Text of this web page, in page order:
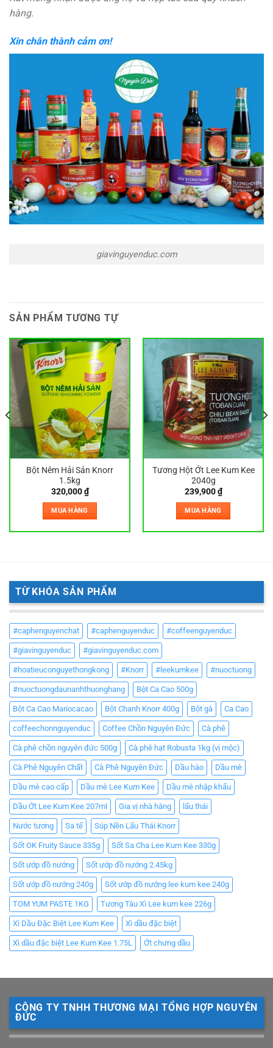
hàng.
Xin chân thành cảm ơn!
giavinguyenduc.com
SẢN PHẨM TƯƠNG TỰ
Bột Nêm Hải Sản Knorr
1.5kg
320,000₫
MUA HÀNG
Tương Hột Ớt Lee Kum Kee
2040g
239,900₫
MUA HÀNG
TỪ KHÓA SẢN PHẨM
#caphenguyenchat #caphenguyenduc #coffeenguyenduc
#giavinguyenduc #giavinguyenduc.com
#hoatieuconguyethongkong #Knorr #leekumkee #nuoctuong
#nuoctuongdaunanhthuonghang Bột Ca Cao 500g
Bột Ca Cao Mariocacao Bột Chanh Knorr 400g Bột gà Ca Cao
coffeechonnguyenduc Coffee Chồn Nguyên Đức Cà phê
Cà phê chồn nguyên đức 500g Cà phê hạt Robusta 1kg (vị mộc)
Cà Phê Nguyên Chất Cà Phê Nguyên Đức Dầu hào Dầu mè
Dầu mè cao cấp Dầu mè Lee Kum Kee Dầu mè nhập khẩu
Dầu Ớt Lee Kum Kee 207ml Gia vị nhà hàng lẩu thái
Nước tương Sa tế Súp Nền Lẩu Thái Knorr
Sốt OK Fruity Sauce 335g Sốt Sa Cha Lee Kum Kee 330g
Sốt ướp đồ nướng Sốt ướp đồ nướng 2.45kg
Sốt ướp đồ nướng 240g Sốt ướp đồ nướng lee kum kee 240g
TOM YUM PASTE 1KG Tương Tàu Xì Lee kum kee 226g
Xì Dầu Đặc Biệt Lee Kum Kee Xì dầu đặc biệt
Xì dầu đặc biệt Lee Kum Kee 1.75L Ớt chưng dầu
CÔNG TY TNHH THƯƠNG MẠI TỔNG HỢP NGUYÊN
ĐỨC